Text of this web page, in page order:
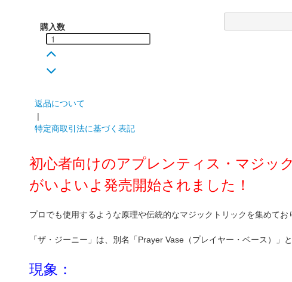
購入数
返品について
|
特定商取引法に基づく表記
初心者向けのアプレンティス・マジッ
がいよいよ発売開始されました！
プロでも使用するような原理や伝統的なマジックトリックを集めてお
「ザ・ジーニー」は、別名「Prayer Vase（プレイヤー・ベース）」
現象：